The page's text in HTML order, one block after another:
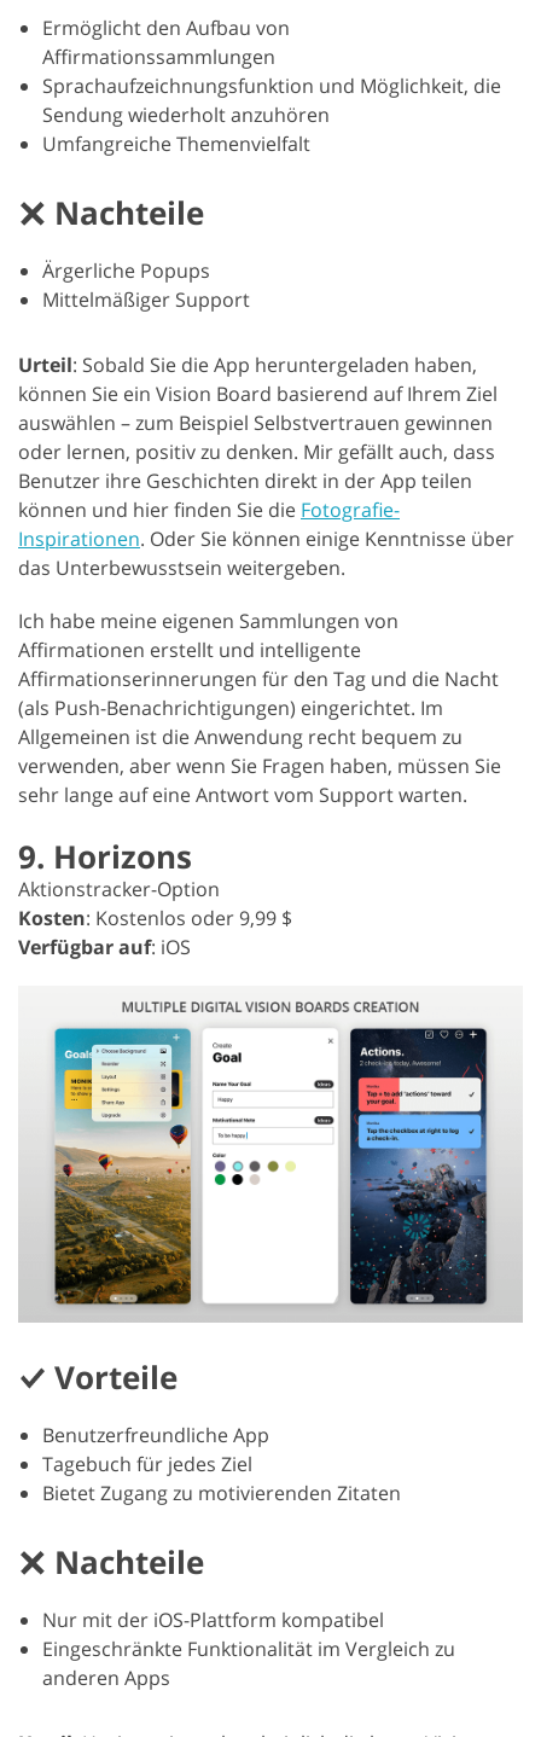
Ermöglicht den Aufbau von
Affirmationssammlungen
Sprachaufzeichnungsfunktion und Möglichkeit, die
Sendung wiederholt anzuhören
Umfangreiche Themenvielfalt
Nachteile
Ärgerliche Popups
Mittelmäßiger Support
Urteil: Sobald Sie die App heruntergeladen haben,
können Sie ein Vision Board basierend auf Ihrem Ziel
auswählen – zum Beispiel Selbstvertrauen gewinnen
oder lernen, positiv zu denken. Mir gefällt auch, dass
Benutzer ihre Geschichten direkt in der App teilen
können und hier finden Sie die Fotografie-
Inspirationen. Oder Sie können einige Kenntnisse über
das Unterbewusstsein weitergeben.
Ich habe meine eigenen Sammlungen von
Affirmationen erstellt und intelligente
Affirmationserinnerungen für den Tag und die Nacht
(als Push-Benachrichtigungen) eingerichtet. Im
Allgemeinen ist die Anwendung recht bequem zu
verwenden, aber wenn Sie Fragen haben, müssen Sie
sehr lange auf eine Antwort vom Support warten.
9. Horizons
Aktionstracker-Option
Kosten: Kostenlos oder 9,99 $
Verfügbar auf: iOS
Vorteile
Benutzerfreundliche App
Tagebuch für jedes Ziel
Bietet Zugang zu motivierenden Zitaten
Nachteile
Nur mit der iOS-Plattform kompatibel
Eingeschränkte Funktionalität im Vergleich zu
anderen Apps